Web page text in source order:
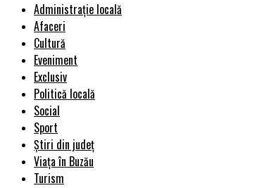
Administrație locală
Afaceri
Cultură
Eveniment
Exclusiv
Politică locală
Social
Sport
Știri din județ
Viața în Buzău
Turism